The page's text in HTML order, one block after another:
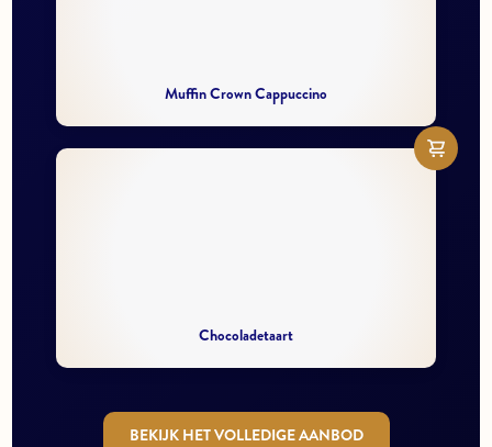
Muffin Crown Cappuccino
Chocoladetaart
BEKIJK HET VOLLEDIGE AANBOD